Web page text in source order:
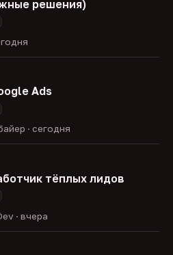
решения)
Ads
· сегодня
тёплых лидов
· вчера